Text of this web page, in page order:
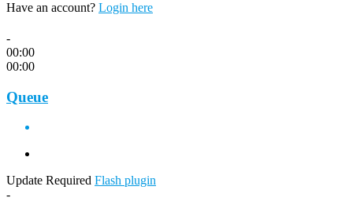
Have an account? Login here
-
00:00
00:00
Queue
Update Required Flash plugin
-